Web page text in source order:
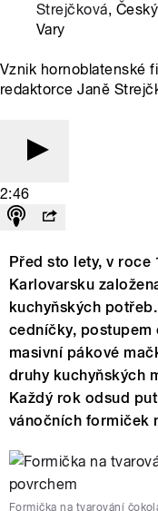
Strejčková,
Vary
Vznik hornoblatenské
redaktorce Janě
2:46
Před sto lety, v roce
Karlovarsku
kuchyňských
cedníčky, postupem
masivní pákové
druhy kuchyňských
Každý rok odsud
vánočních formiček
Formička na tvarování